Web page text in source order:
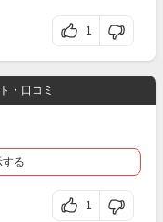
1
・口コミ
る
1